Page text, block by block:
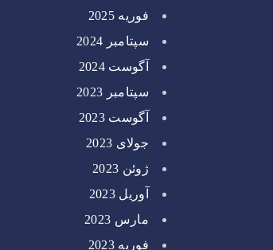
فوریه 2025
سپتامبر 2024
آگوست 2024
سپتامبر 2023
آگوست 2023
جولای 2023
ژوئن 2023
آوریل 2023
مارس 2023
فوریه 2023